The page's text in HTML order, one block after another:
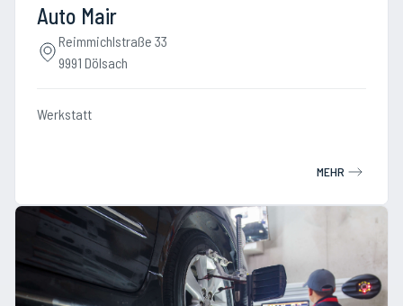
Auto Mair
Reimmichlstraße 33
9991 Dölsach
Werkstatt
MEHR